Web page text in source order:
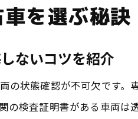
安心できる中古車
お買い得な中古車を
を選ぶ秘訣
ないコツを紹介
の状態確認が不可欠です
の検査証明書がある車両